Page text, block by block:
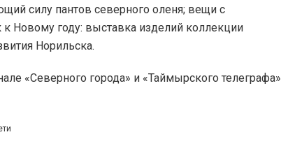
силу пантов северного оленя; вещи с
Новому году: выставка изделий коллекции
Норильска.
«Северного города» и «Таймырского телеграфа»